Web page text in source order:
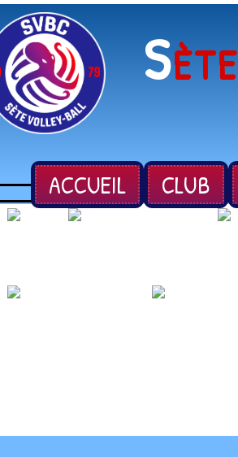
SÈTE
ACCUEIL CLUB